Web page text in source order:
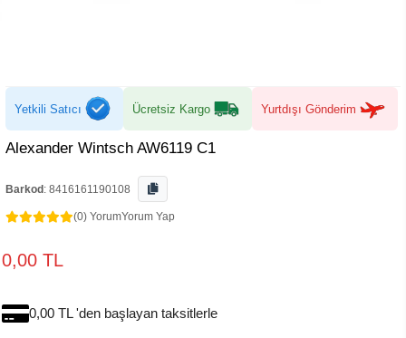
Yetkili Satıcı Ücretsiz Kargo Yurtdışı Gönderim
Alexander Wintsch AW6119 C1
Barkod : 8416161190108
(0) YorumYorum Yap
0,00 TL
0,00 TL 'den başlayan taksitlerle